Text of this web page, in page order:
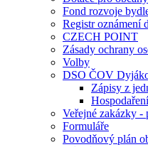
Fond rozvoje
Registr oznámení
CZECH POINT
Zásady ochrany
Volby
DSO ČOV
Zápisy z
Veřejné zakázky -
Formuláře
Povodňový plán